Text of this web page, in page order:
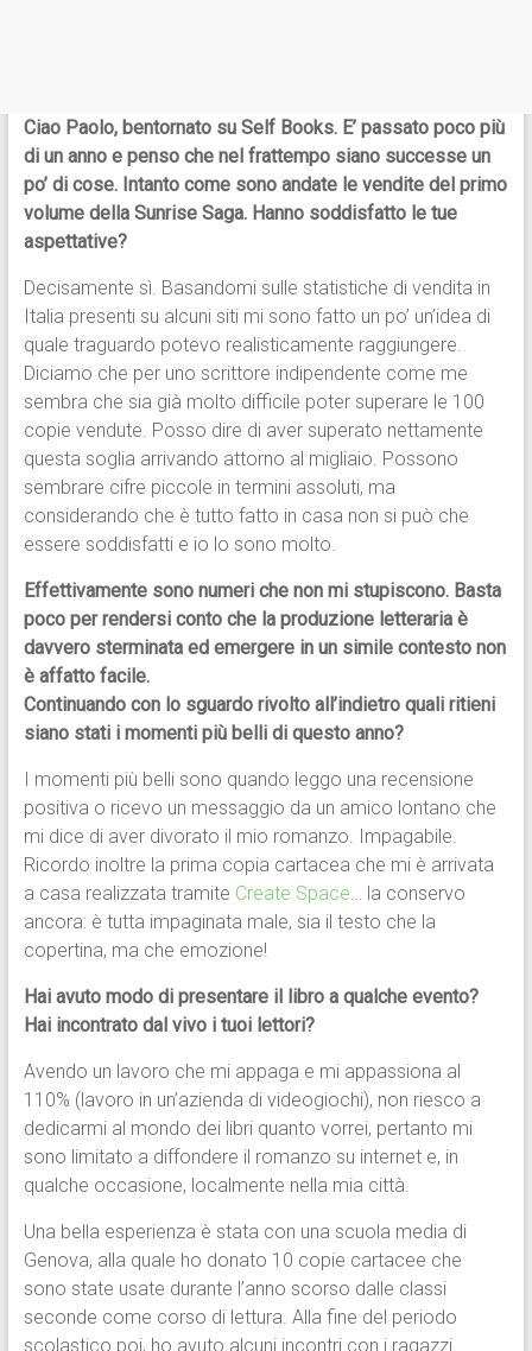
Ciao Paolo, bentornato su Self Books. E’ passato poco più
di un anno e penso che nel frattempo siano successe un
po’ di cose. Intanto come sono andate le vendite del primo
volume della Sunrise Saga. Hanno soddisfatto le tue
aspettative?
Decisamente sì. Basandomi sulle statistiche di vendita in
Italia presenti su alcuni siti mi sono fatto un po’ un’idea di
quale traguardo potevo realisticamente raggiungere.
Diciamo che per uno scrittore indipendente come me
sembra che sia già molto difficile poter superare le 100
copie vendute. Posso dire di aver superato nettamente
questa soglia arrivando attorno al migliaio. Possono
sembrare cifre piccole in termini assoluti, ma
considerando che è tutto fatto in casa non si può che
essere soddisfatti e io lo sono molto.
Effettivamente sono numeri che non mi stupiscono. Basta
poco per rendersi conto che la produzione letteraria è
davvero sterminata ed emergere in un simile contesto non
è affatto facile.
Continuando con lo sguardo rivolto all’indietro quali ritieni
siano stati i momenti più belli di questo anno?
I momenti più belli sono quando leggo una recensione
positiva o ricevo un messaggio da un amico lontano che
mi dice di aver divorato il mio romanzo. Impagabile.
Ricordo inoltre la prima copia cartacea che mi è arrivata
a casa realizzata tramite Create Space … la conservo
ancora: è tutta impaginata male, sia il testo che la
copertina, ma che emozione!
Hai avuto modo di presentare il libro a qualche evento?
Hai incontrato dal vivo i tuoi lettori?
Avendo un lavoro che mi appaga e mi appassiona al
110% (lavoro in un’azienda di videogiochi), non riesco a
dedicarmi al mondo dei libri quanto vorrei, pertanto mi
sono limitato a diffondere il romanzo su internet e, in
qualche occasione, localmente nella mia città.
Una bella esperienza è stata con una scuola media di
Genova, alla quale ho donato 10 copie cartacee che
sono state usate durante l’anno scorso dalle classi
seconde come corso di lettura. Alla fine del periodo
scolastico poi, ho avuto alcuni incontri con i ragazzi